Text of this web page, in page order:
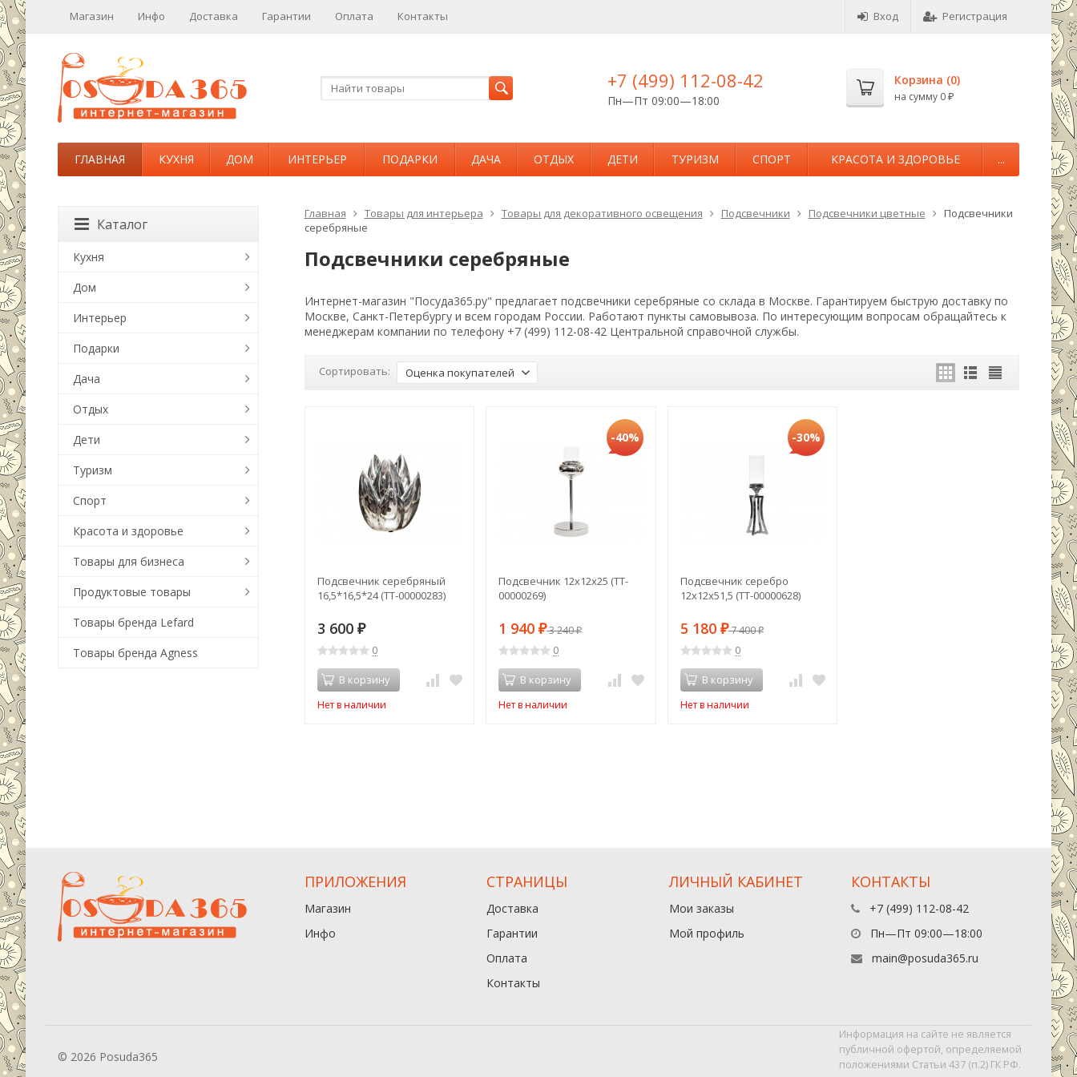
Магазин Инфо Доставка Гарантии Оплата Контакты Вход Регистрация
+7 (499) 112-08-42
Пн—Пт 09:00—18:00
Корзина (0)
на сумму 0 ₽
ГЛАВНАЯ КУХНЯ ДОМ ИНТЕРЬЕР ПОДАРКИ ДАЧА ОТДЫХ ДЕТИ ТУРИЗМ СПОРТ КРАСОТА И ЗДОРОВЬЕ ...
Главная Товары для интерьера Товары для декоративного освещения Подсвечники Подсвечники цветные
Подсвечники
серебряные
Подсвечники серебряные
Интернет-магазин "Посуда365.ру" предлагает подсвечники серебряные со склада в Москве. Гарантируем быструю доставку по
Москве, Санкт-Петербургу и всем городам России. Работают пункты самовывоза. По интересующим вопросам обращайтесь к
менеджерам компании по телефону +7 (499) 112-08-42 Центральной справочной службы.
Сортировать: Оценка покупателей
Подсвечник серебряный
16,5*16,5*24 (TT-00000283)
3 600 ₽
0
В корзину
Нет в наличии
-40%
Подсвечник 12х12х25 (TT-
00000269)
1 940₽3 240₽
0
В корзину
Нет в наличии
-30%
Подсвечник серебро
12х12х51,5 (TT-00000628)
5 180 ₽7 400₽
0
В корзину
Нет в наличии
Каталог
Кухня
Дом
Интерьер
Подарки
Дача
Отдых
Дети
Туризм
Спорт
Красота и здоровье
Товары для бизнеса
Продуктовые товары
Товары бренда Lefard
Товары бренда Agness
ПРИЛОЖЕНИЯ
Магазин
Инфо
СТРАНИЦЫ
Доставка
Гарантии
Оплата
Контакты
ЛИЧНЫЙ КАБИНЕТ
Мои заказы
Мой профиль
КОНТАКТЫ
+7 (499) 112-08-42
Пн—Пт 09:00—18:00
main@posuda365.ru
© 2026 Posuda365
Информация на сайте не является
публичной офертой, определяемой
положениями Статьи 437 (п.2) ГК РФ.